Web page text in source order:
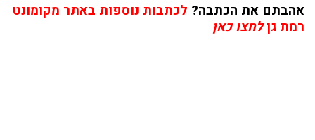
אהבתם את הכתבה? לכתבות נוספות באתר מקומונט
רמת גןלחצו כאן